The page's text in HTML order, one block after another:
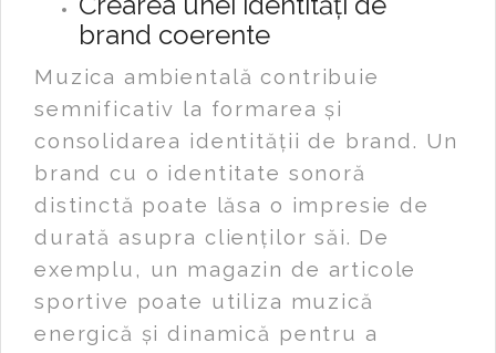
brand coerente
Muzica ambientală contribuie
semnificativ la formarea și
consolidarea identității de brand. Un
brand cu o identitate sonoră
distinctă poate lăsa o impresie de
durată asupra clienților săi. De
exemplu, un magazin de articole
sportive poate utiliza muzică
energică și dinamică pentru a